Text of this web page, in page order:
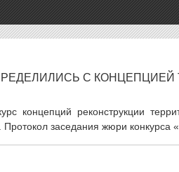
С КОНЦЕПЦИЕЙ
концепций реконструкции
заседания жюри конкурса